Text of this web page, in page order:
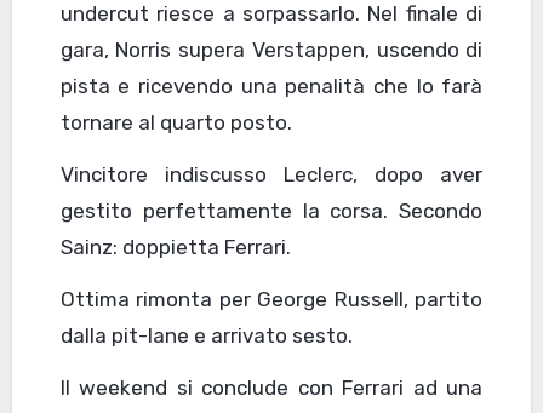
undercut riesce a sorpassarlo. Nel finale di
gara, Norris supera Verstappen, uscendo di
pista e ricevendo una penalità che lo farà
tornare al quarto posto.
Vincitore indiscusso Leclerc, dopo aver
gestito perfettamente la corsa. Secondo
Sainz: doppietta Ferrari.
Ottima rimonta per George Russell, partito
dalla pit-lane e arrivato sesto.
Il weekend si conclude con Ferrari ad una